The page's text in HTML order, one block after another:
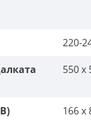
220-
550 x
166 x